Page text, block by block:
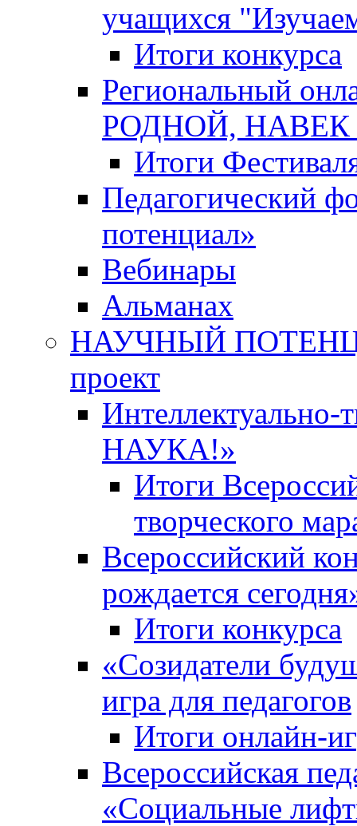
учащихся
Итоги конкурса
Региональный
РОДНОЙ,
Итоги
Педагогический
потенциал»
Вебинары
Альманах
НАУЧНЫЙ
проект
НАУКА!»
Итоги
творческого
Всероссийский
рождается
Итоги конкурса
«Cозидатели
игра для педагогов
Итоги онлайн-
Всероссийская
«Cоциальные